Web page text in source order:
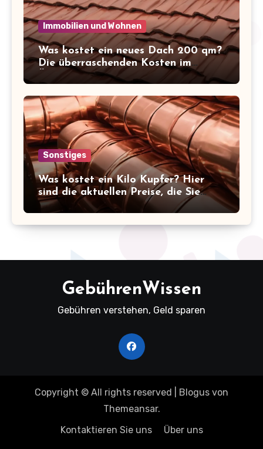
Immobilien und Wohnen
Was kostet ein neues Dach 200 qm?
Die überraschenden Kosten im
Überblick!
Sonstiges
Was kostet ein Kilo Kupfer? Hier
sind die aktuellen Preise, die Sie
kennen sollten!
GebührenWissen
Gebühren verstehen, Geld sparen
Copyright © All rights reserved Blogus von
Themeansar.
Kontaktieren Sie uns
Über uns